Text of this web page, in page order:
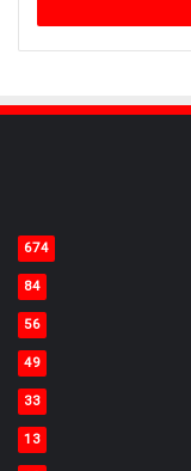
674
84
56
49
33
13